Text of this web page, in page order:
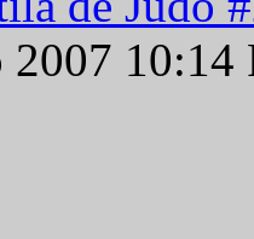
2007